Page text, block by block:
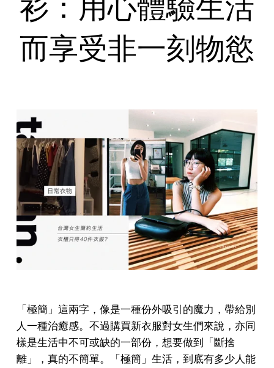
而享受非一刻物慾
「極簡」這兩字，像是一種份外吸引的魔力，帶給別
人一種治癒感。不過購買新衣服對女生們來說，亦同
樣是生活中不可或缺的一部份，想要做到「斷捨
離」，真的不簡單。「極簡」生活，到底有多少人能